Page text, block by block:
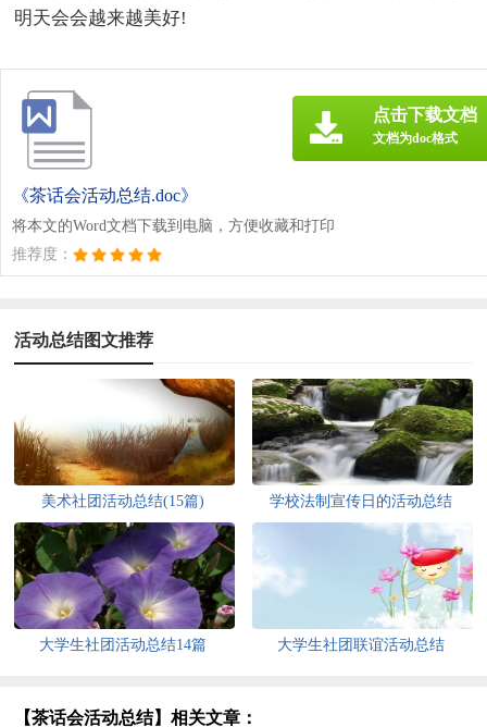
明天会会越来越美好!
《茶话会活动总结.doc》
将本文的Word文档下载到电脑，方便收藏和打印
推荐度：
点击下载文档
文档为doc格式
活动总结图文推荐
美术社团活动总结(15篇) 学校法制宣传日的活动总结
大学生社团活动总结14篇 大学生社团联谊活动总结
【茶话会活动总结】相关文章：